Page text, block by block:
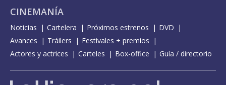
CINEMANÍA
Noticias Cartelera Próximos estrenos
DVD
Avances
Tráilers
Festivales + premios
Actores y actrices
Carteles Box-office Guía / directorio